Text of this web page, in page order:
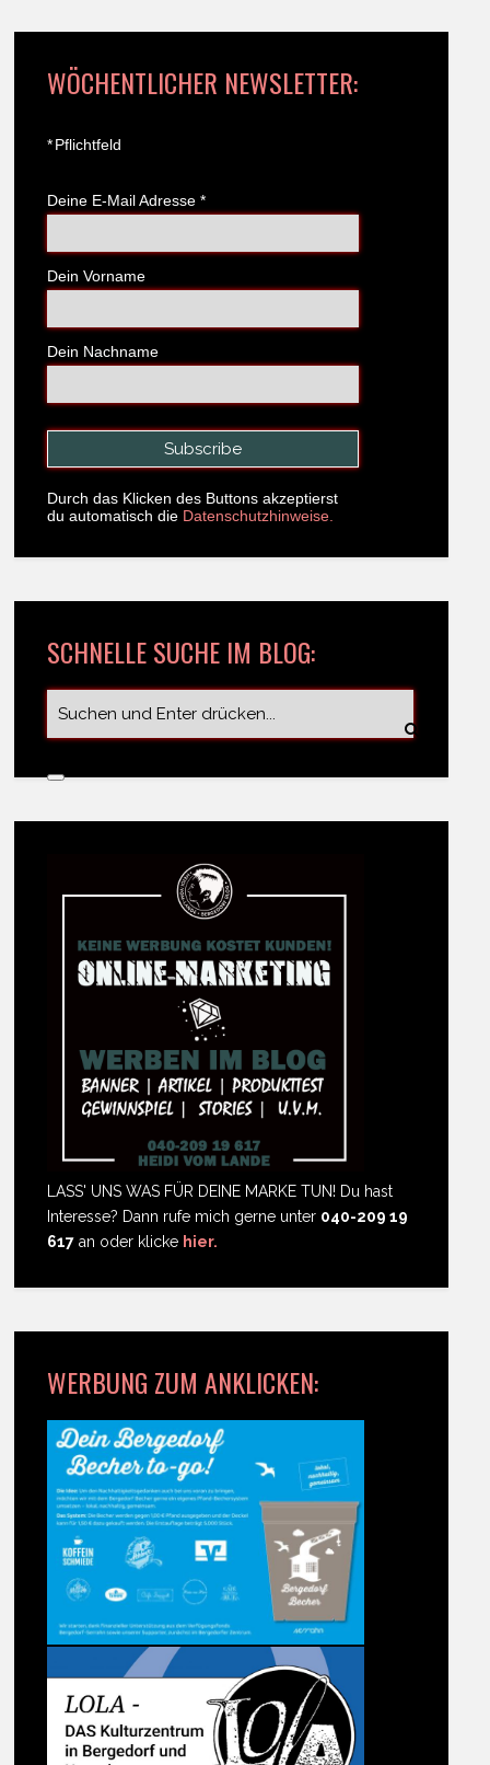
WÖCHENTLICHER NEWSLETTER:
*Pflichtfeld
Deine E-Mail Adresse *
Dein Vorname
Dein Nachname
Durch das Klicken des Buttons akzeptierst
du automatisch die Datenschutzhinweise.
SCHNELLE SUCHE IM BLOG:
LASS' UNS WAS FÜR DEINE MARKE TUN! Du hast
Interesse? Dann rufe mich gerne unter 040-209 19
617 an oder klicke hier.
WERBUNG ZUM ANKLICKEN: